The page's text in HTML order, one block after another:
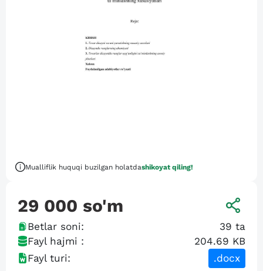
Mualliflik huquqi buzilgan holatdashikoyat qiling!
29 000 so'm
Betlar soni: 39 ta
Fayl hajmi :
204.69 KB
Fayl turi:
.docx